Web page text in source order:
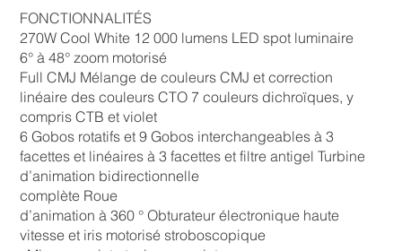
FONCTIONNALITÉS
270W Cool White 12 000 lumens LED spot luminaire
6° à 48° zoom motorisé
Full CMJ Mélange de couleurs CMJ et correction
linéaire des couleurs CTO 7 couleurs dichroïques, y
compris CTB et violet
6 Gobos rotatifs et 9 Gobos interchangeables à 3
facettes et linéaires à 3 facettes et filtre antigel Turbine
d’animation bidirectionnelle
complète Roue
d’animation à 360 ° Obturateur électronique haute
vitesse et iris motorisé stroboscopique